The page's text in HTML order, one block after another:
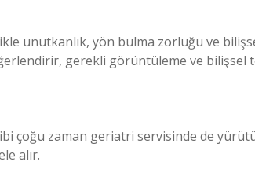
unutkanlık, yön bulma zorluğu ve
gerekli görüntüleme ve bilişsel
çoğu zaman geriatri servisinde de
alır.